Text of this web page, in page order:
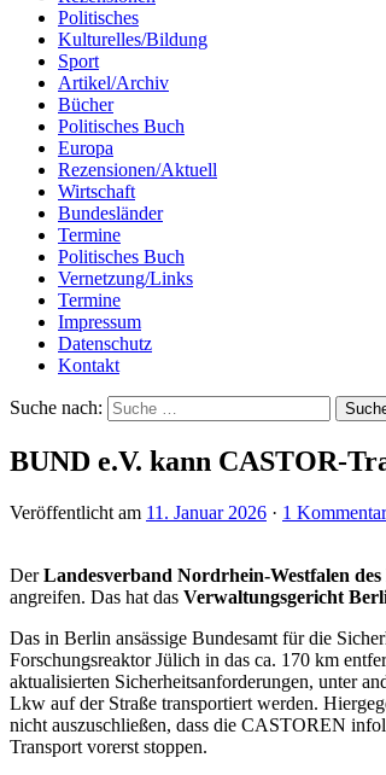
Politisches
Kulturelles/Bildung
Sport
Artikel/Archiv
Bücher
Politisches Buch
Europa
Rezensionen/Aktuell
Wirtschaft
Bundesländer
Termine
Politisches Buch
Vernetzung/Links
Termine
Impressum
Datenschutz
Kontakt
Suche nach:
BUND e.V. kann CASTOR-
Veröffentlicht am 11. Januar 2026 · 1 Kommentar
DerLandesverband Nordrhein-Westfalen
angreifen. Das hat das Verwaltungsgericht
Das in Berlin ansässige Bundesamt für die
Forschungsreaktor Jülich in das ca. 170 km
aktualisierten Sicherheitsanforderungen, unter
Lkw auf der Straße transportiert werden.
nicht auszuschließen, dass die CASTOREN
Transport vorerst stoppen.